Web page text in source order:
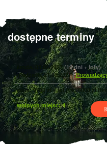
dostępne terminy
środa, 03.03.2027 (19 dni + loty)
niedziela,21.03.2027|
cena: 9700 zł + lot (ok. 6000 zł
wolnych miejsc: 4